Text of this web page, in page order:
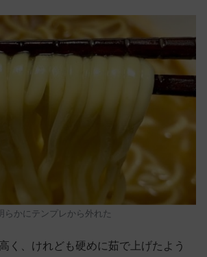
らかにテンプレから外れた
く、けれども硬めに茹で上げたよう